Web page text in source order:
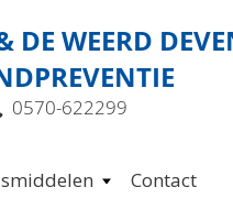
DE WEERD
0570-622299
Contact